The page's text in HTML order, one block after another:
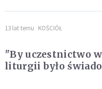
13 lat temu KOŚCIÓŁ
"By uczestnictwo w
liturgii było